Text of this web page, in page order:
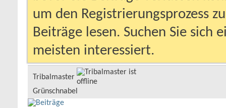
um den Registrierungsprozess
Beiträge lesen. Suchen Sie sich
meisten interessiert.
Tribalmaster
Grünschnabel